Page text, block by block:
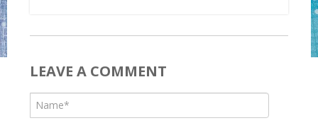
LEAVE A COMMENT